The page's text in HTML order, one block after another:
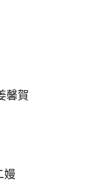
馨賀
嫚